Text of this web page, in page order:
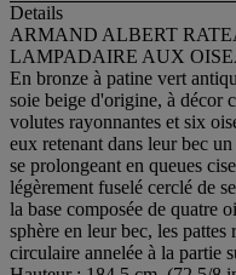
Details
ARMAND ALBERT
LAMPADAIRE AUX
En bronze à patine vert
soie beige d'origine, à décor
volutes rayonnantes et six
eux retenant dans leur bec
se prolongeant en queues
légèrement fuselé cerclé de
la base composée de quatre
sphère en leur bec, les
circulaire annelée à la partie